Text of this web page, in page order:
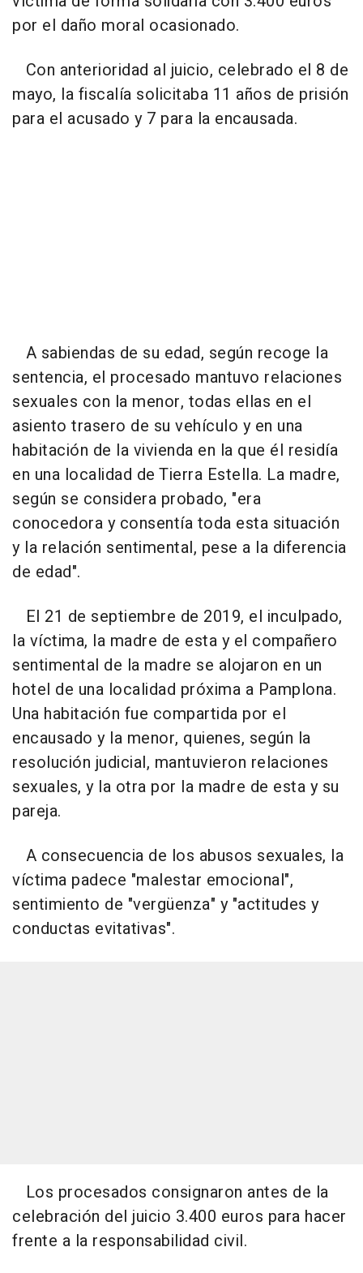
por el daño moral ocasionado.
Con anterioridad al juicio, celebrado el 8 de
mayo, la fiscalía solicitaba 11 años de prisión
para el acusado y 7 para la encausada.
A sabiendas de su edad, según recoge la
sentencia, el procesado mantuvo relaciones
sexuales con la menor, todas ellas en el
asiento trasero de su vehículo y en una
habitación de la vivienda en la que él residía
en una localidad de Tierra Estella. La madre,
según se considera probado, "era
conocedora y consentía toda esta situación
y la relación sentimental, pese a la diferencia
de edad".
El 21 de septiembre de 2019, el inculpado,
la víctima, la madre de esta y el compañero
sentimental de la madre se alojaron en un
hotel de una localidad próxima a Pamplona.
Una habitación fue compartida por el
encausado y la menor, quienes, según la
resolución judicial, mantuvieron relaciones
sexuales, y la otra por la madre de esta y su
pareja.
A consecuencia de los abusos sexuales, la
víctima padece "malestar emocional",
sentimiento de "vergüenza" y "actitudes y
conductas evitativas".
Los procesados consignaron antes de la
celebración del juicio 3.400 euros para hacer
frente a la responsabilidad civil.